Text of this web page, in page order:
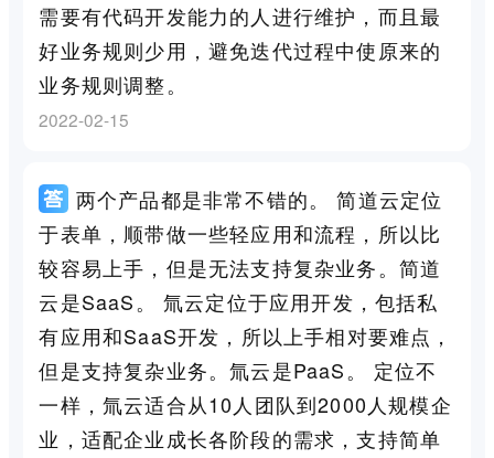
需要有代码开发能力的人进行维护，而且最
好业务规则少用，避免迭代过程中使原来的
业务规则调整。
2022-02-15
两个产品都是非常不错的。 简道云定位
于表单，顺带做一些轻应用和流程，所以比
较容易上手，但是无法支持复杂业务。简道
云是SaaS。 氚云定位于应用开发，包括私
有应用和SaaS开发，所以上手相对要难点，
但是支持复杂业务。氚云是PaaS。 定位不
一样，氚云适合从10人团队到2000人规模企
业，适配企业成长各阶段的需求，支持简单